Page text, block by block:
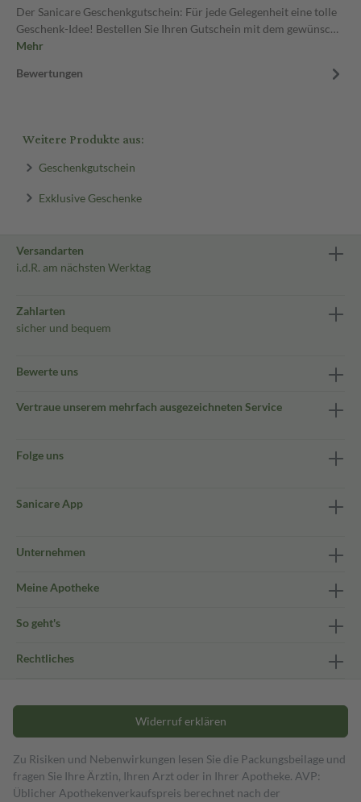
Der Sanicare Geschenkgutschein: Für jede Gelegenheit eine tolle
Geschenk-Idee! Bestellen Sie Ihren Gutschein mit dem gewünsc…
Mehr
Bewertungen
Weitere Produkte aus:
Geschenkgutschein
Exklusive Geschenke
Versandarten
i.d.R. am nächsten Werktag
Zahlarten
sicher und bequem
Bewerte uns
Vertraue unserem mehrfach ausgezeichneten Service
Folge uns
Sanicare App
Unternehmen
Meine Apotheke
So geht's
Rechtliches
Widerruf erklären
Zu Risiken und Nebenwirkungen lesen Sie die Packungsbeilage und
fragen Sie Ihre Ärztin, Ihren Arzt oder in Ihrer Apotheke. AVP:
Üblicher Apothekenverkaufspreis berechnet nach der